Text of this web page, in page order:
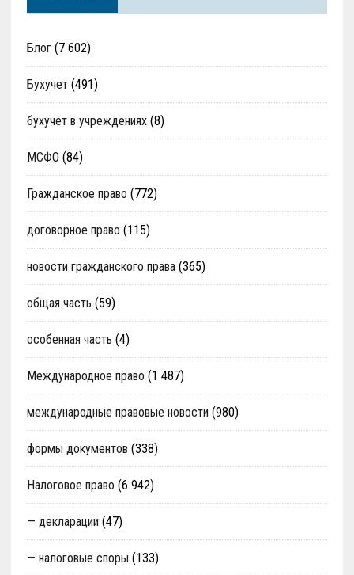
Блог(7 602)
Бухучет(491)
бухучет в учреждениях(8)
МСФО (84)
Гражданское право (772)
договорное право (115)
новости гражданского права(365)
общая часть (59)
особенная часть (4)
Международное право (1 487)
международные правовые новости (980)
формы документов (338)
Налоговое право (6 942)
— декларации (47)
— налоговые споры (133)